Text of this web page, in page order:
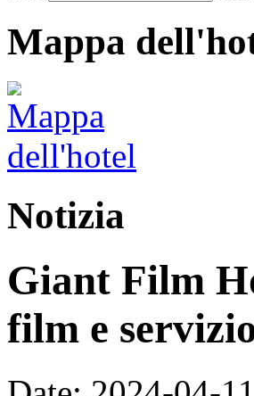
Mappa
Notizia
Giant Film
film e